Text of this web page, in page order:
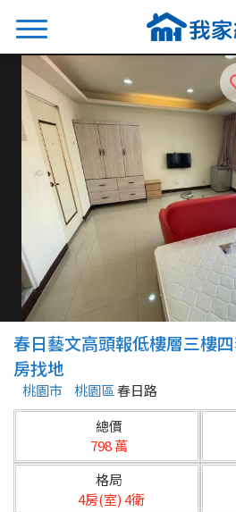
熱門關鍵字
2026 台北降價好屋限量釋出
2026 新
2026 台中降價好屋限量釋出
2026 台
2026 高雄降價好屋限量釋出
縣市
台北市
基隆市
新北市
區域
春日藝文高頭報低樓層三樓
房找地
桃園市 桃園區春日路
總價
798 萬
格局
4房(室) 4衛